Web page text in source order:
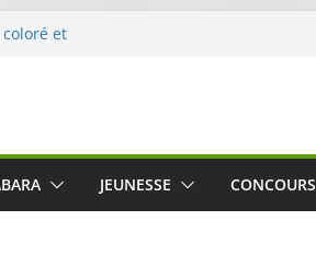
et
engagée à
le 6 octobre
casque audio
JEUNESSE CONCOURS